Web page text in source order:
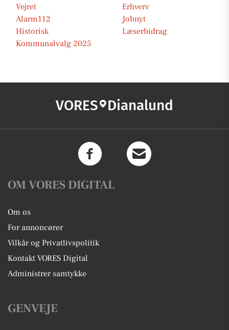
Vejret
Erhverv
Alarm112
Jobnyt
Historisk
Læserbidrag
Kommunalvalg 2025
VORES Dianalund
OM VORES DIGITAL
Om os
For annoncører
Vilkår og Privatlivspolitik
Kontakt VORES Digital
Administrer samtykke
GENVEJE